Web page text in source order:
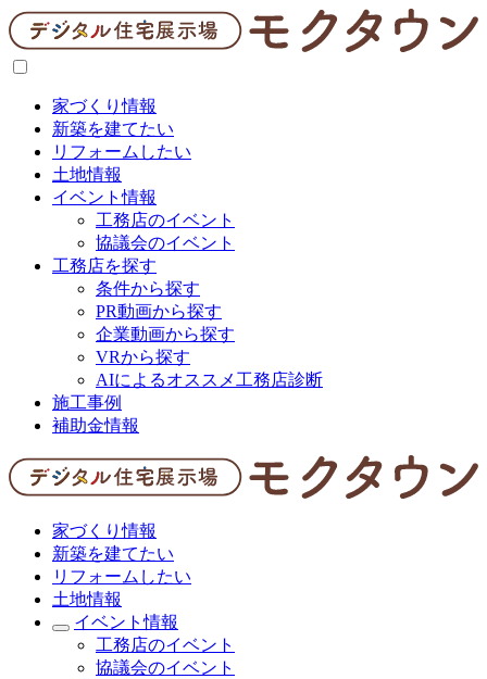
家づくり情報
新築を建てたい
リフォームしたい
土地情報
イベント情報
工務店のイベント
協議会のイベント
工務店を探す
条件から探す
PR動画から探す
企業動画から探す
VRから探す
AIによるオススメ工務店診断
施工事例
補助金情報
家づくり情報
新築を建てたい
リフォームしたい
土地情報
イベント情報
工務店のイベント
協議会のイベント